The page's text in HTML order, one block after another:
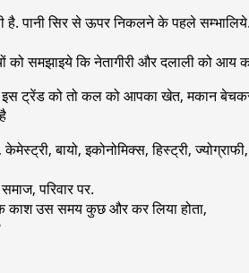
है. पानी सिर से ऊपर निकलने के पहले
को समझाइये कि नेतागीरी और दलाली को
ट्रेंड को तो कल को आपका खेत, मकान
बायो, इकोनोमिक्स, हिस्ट्री,
परिवार पर.
काश उस समय कुछ और कर लिया होता,